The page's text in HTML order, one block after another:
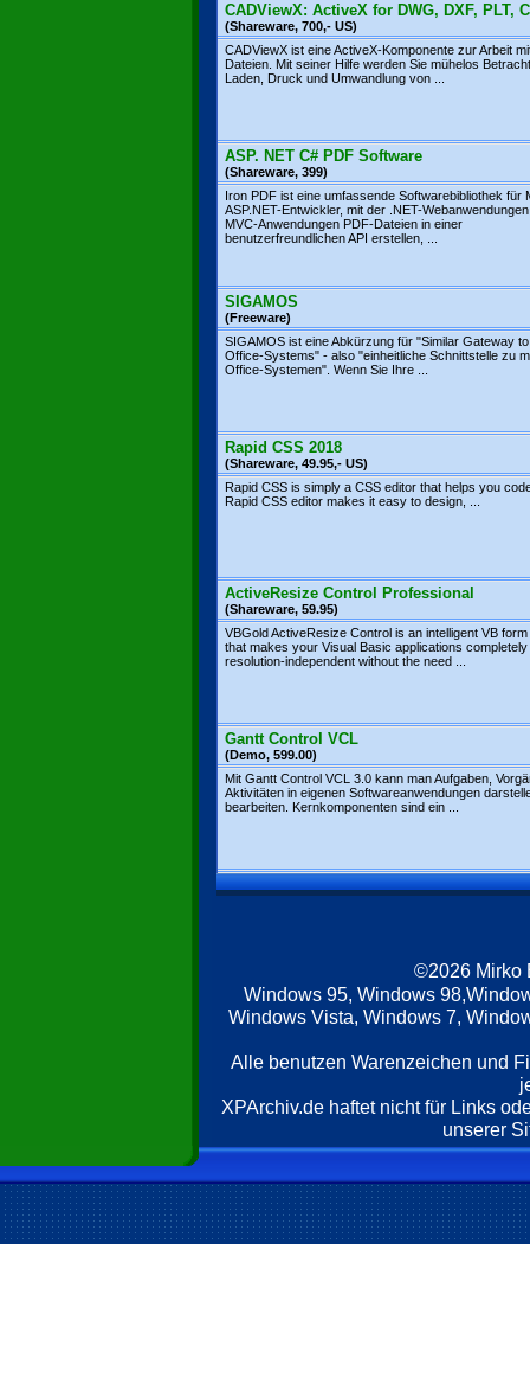
CADViewX: ActiveX for DWG, DXF, PLT,
(Shareware, 700,- US)
CADViewX ist eine ActiveX-Komponente zur Arbeit
Dateien. Mit seiner Hilfe werden Sie mühelos
Laden, Druck und Umwandlung von ...
ASP. NET C# PDF Software
(Shareware, 399)
Iron PDF ist eine umfassende Softwarebibliothek für
ASP.NET-Entwickler, mit der .NET-
MVC-Anwendungen PDF-Dateien in einer
benutzerfreundlichen API erstellen, ...
SIGAMOS
(Freeware)
SIGAMOS ist eine Abkürzung für "Similar Gateway
Office-Systems" - also "einheitliche Schnittstelle zu
Office-Systemen". Wenn Sie Ihre ...
Rapid CSS 2018
(Shareware, 49.95,- US)
Rapid CSS is simply a CSS editor that helps you
Rapid CSS editor makes it easy to design, ...
ActiveResize Control Professional
(Shareware, 59.95)
VBGold ActiveResize Control is an intelligent VB
that makes your Visual Basic applications completely
resolution-independent without the need ...
Gantt Control VCL
(Demo, 599.00)
Mit Gantt Control VCL 3.0 kann man Aufgaben,
Aktivitäten in eigenen Softwareanwendungen
bearbeiten. Kernkomponenten sind ein ...
©2026 Mirko
Windows 95, Windows
Windows Vista, Windows 7,
Alle benutzen Warenzeichen und
XPArchiv.de haftet nicht für Links
unserer